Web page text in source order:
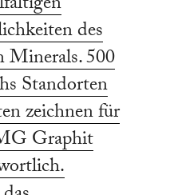
des
Minerals. 500
Standorten
zeichnen für
Graphit